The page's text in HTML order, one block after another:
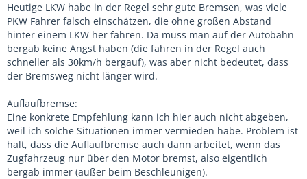
Heutige LKW habe in der Regel sehr gute Bremsen, was viele
PKW Fahrer falsch einschätzen, die ohne großen Abstand
hinter einem LKW her fahren. Da muss man auf der Autobahn
bergab keine Angst haben (die fahren in der Regel auch
schneller als 30km/h bergauf), was aber nicht bedeutet, dass
der Bremsweg nicht länger wird.
Auflaufbremse:
Eine konkrete Empfehlung kann ich hier auch nicht abgeben,
weil ich solche Situationen immer vermieden habe. Problem ist
halt, dass die Auflaufbremse auch dann arbeitet, wenn das
Zugfahrzeug nur über den Motor bremst, also eigentlich
bergab immer (außer beim Beschleunigen).